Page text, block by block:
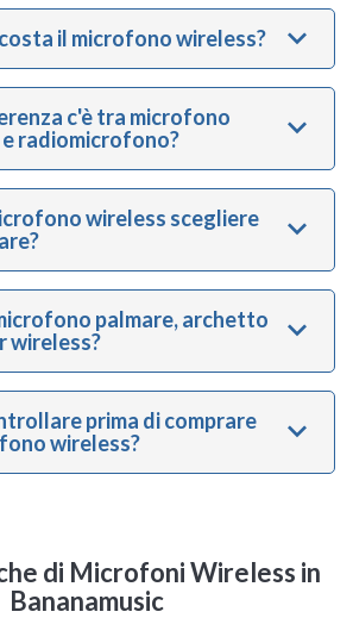
il microfono wireless?
c'è tra microfono
radiomicrofono?
wireless scegliere
palmare, archetto
wireless?
prima di comprare
wireless?
di Microfoni Wireless in
Bananamusic